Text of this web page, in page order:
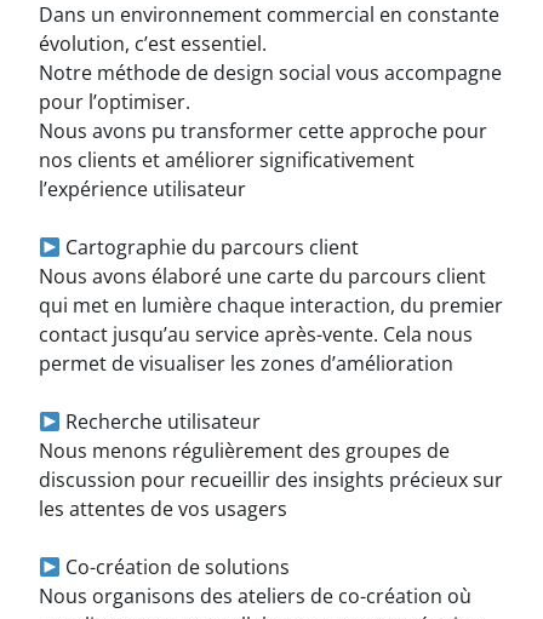
Dans un environnement commercial en constante
évolution, c’est essentiel.
Notre méthode de design social vous accompagne
pour l’optimiser.
Nous avons pu transformer cette approche pour
nos clients et améliorer significativement
l’expérience utilisateur
Cartographie du parcours client
Nous avons élaboré une carte du parcours client
qui met en lumière chaque interaction, du premier
contact jusqu’au service après-vente. Cela nous
permet de visualiser les zones d’amélioration
Recherche utilisateur
Nous menons régulièrement des groupes de
discussion pour recueillir des insights précieux sur
les attentes de vos usagers
Co-création de solutions
Nous organisons des ateliers de co-création où